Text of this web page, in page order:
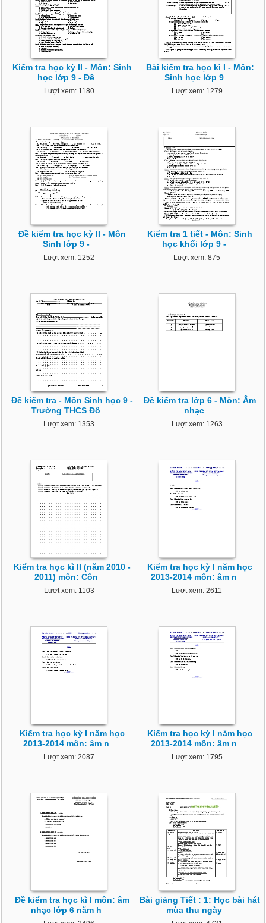
Kiểm tra học kỳ II - Môn: Sinh
học lớp 9 - Đề
Lượt xem: 1180
Bài kiểm tra học kì I - Môn:
Sinh học lớp 9
Lượt xem: 1279
Đề kiểm tra học kỳ II - Môn
Sinh lớp 9 -
Lượt xem: 1252
Kiểm tra 1 tiết - Môn: Sinh
học khối lớp 9 -
Lượt xem: 875
Đề kiểm tra - Môn Sinh học 9 -
Trường THCS Đô
Lượt xem: 1353
Đề kiểm tra lớp 6 - Môn: Âm
nhạc
Lượt xem: 1263
Kiểm tra học kì II (năm 2010 -
2011) môn: Côn
Lượt xem: 1103
Kiểm tra học kỳ I năm học
2013-2014 môn: âm n
Lượt xem: 2611
Kiểm tra học kỳ I năm học
2013-2014 môn: âm n
Lượt xem: 2087
Kiểm tra học kỳ I năm học
2013-2014 môn: âm n
Lượt xem: 1795
Đề kiểm tra học kì I môn: âm
nhạc lớp 6 năm h
Bài giảng Tiết : 1: Học bài hát
mùa thu ngày